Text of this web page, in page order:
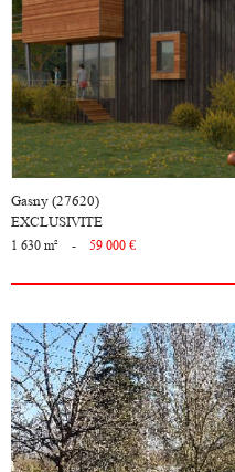
Gasny (27620)
EXCLUSIVITE
1 630 m² - 59 000 €